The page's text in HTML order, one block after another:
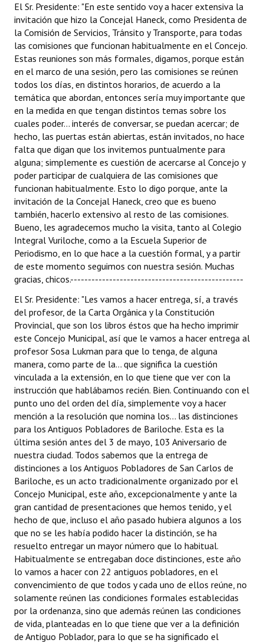
El Sr. Presidente: "En este sentido voy a hacer extensiva la
invitación que hizo la Concejal Haneck, como Presidenta de
la Comisión de Servicios, Tránsito y Transporte, para todas
las comisiones que funcionan habitualmente en el Concejo.
Estas reuniones son más formales, digamos, porque están
en el marco de una sesión, pero las comisiones se reúnen
todos los días, en distintos horarios, de acuerdo a la
temática que abordan, entonces sería muy importante que
en la medida en que tengan distintos temas sobre los
cuales poder... interés de conversar, se puedan acercar; de
hecho, las puertas están abiertas, están invitados, no hace
falta que digan que los invitemos puntualmente para
alguna; simplemente es cuestión de acercarse al Concejo y
poder participar de cualquiera de las comisiones que
funcionan habitualmente. Esto lo digo porque, ante la
invitación de la Concejal Haneck, creo que es bueno
también, hacerlo extensivo al resto de las comisiones.
Bueno, les agradecemos mucho la visita, tanto al Colegio
Integral Vuriloche, como a la Escuela Superior de
Periodismo, en lo que hace a la cuestión formal, y a partir
de este momento seguimos con nuestra sesión. Muchas
gracias, chicos.-------------------------------------------------
El Sr. Presidente: "Les vamos a hacer entrega, sí, a través
del profesor, de la Carta Orgánica y la Constitución
Provincial, que son los libros éstos que ha hecho imprimir
este Concejo Municipal, así que le vamos a hacer entrega al
profesor Sosa Lukman para que lo tenga, de alguna
manera, como parte de la... que significa la cuestión
vinculada a la extensión, en lo que tiene que ver con la
instrucción que hablábamos recién. Bien. Continuando con el
punto uno del orden del día, simplemente voy a hacer
mención a la resolución que nomina los... las distinciones
para los Antiguos Pobladores de Bariloche. Esta es la
última sesión antes del 3 de mayo, 103 Aniversario de
nuestra ciudad. Todos sabemos que la entrega de
distinciones a los Antiguos Pobladores de San Carlos de
Bariloche, es un acto tradicionalmente organizado por el
Concejo Municipal, este año, excepcionalmente y ante la
gran cantidad de presentaciones que hemos tenido, y el
hecho de que, incluso el año pasado hubiera algunos a los
que no se les había podido hacer la distinción, se ha
resuelto entregar un mayor número que lo habitual.
Habitualmente se entregaban doce distinciones, este año
lo vamos a hacer con 22 antiguos pobladores, en el
convencimiento de que todos y cada uno de ellos reúne, no
solamente reúnen las condiciones formales establecidas
por la ordenanza, sino que además reúnen las condiciones
de vida, planteadas en lo que tiene que ver a la definición
de Antiguo Poblador, para lo que se ha significado el